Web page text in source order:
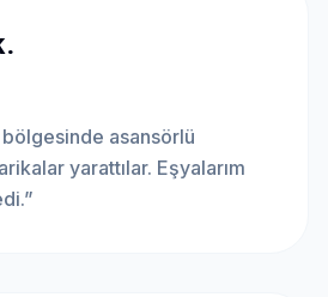
asansörlü
yarattılar. Eşyalarım
”